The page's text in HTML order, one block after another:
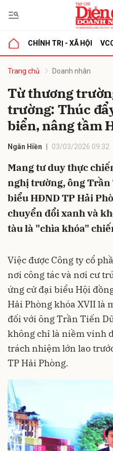
CHÍNH TRỊ - XÃ HỘI
Trang chủ Doanh nhân
Từ thương
trường: Thúc
biển, nâng tầm
Ngân Hiền 03/03/2026 09:32
Mang tư duy thực
nghị trường, ông Trần
biểu HĐND TP Hải
chuyển đổi xanh và
tàu là "chìa khóa"
Việc được Công ty cổ
nơi công tác và nơi cư
ứng cử đại biểu Hội
Hải Phòng khóa XVII là
đối với ông Trần Tiến
không chỉ là niềm vinh
trách nhiệm lớn lao
TP Hải Phòng.
luận